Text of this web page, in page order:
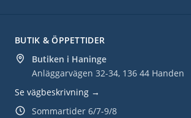
BUTIK & ÖPPETTIDER
Butiken i Haninge
Anläggarvägen 32-34, 136 44 Handen
Se vägbeskrivning →
Sommartider 6/7-9/8